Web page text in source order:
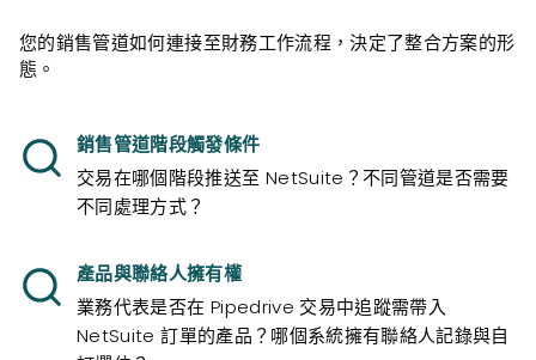
您的銷售管道如何連接至財務工作流程，決定了整合方案的形
態。
銷售管道階段觸發條件
交易在哪個階段推送至 NetSuite？不同管道是否需要
不同處理方式？
產品與聯絡人擁有權
業務代表是否在 Pipedrive 交易中追蹤需帶入
NetSuite 訂單的產品？哪個系統擁有聯絡人記錄與自